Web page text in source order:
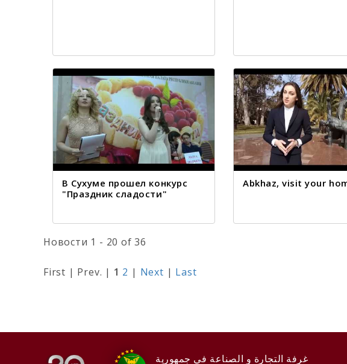
В Сухуме прошел конкурс
"Праздник сладости"
Abkhaz, visit your
Новости 1 - 20 of 36
First | Prev. | 1 2 | Next | Last
غرفة التجارة و الصناعة في جمهورية